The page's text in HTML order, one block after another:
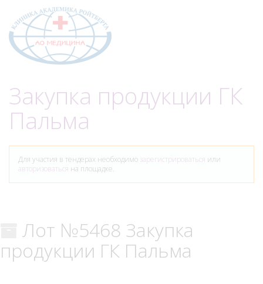
Закупка продукции ГК
Пальма
Для участия в тендерах необходимо зарегистрироваться или
авторизоваться на площадке.
Лот №5468 Закупка
продукции ГК Пальма